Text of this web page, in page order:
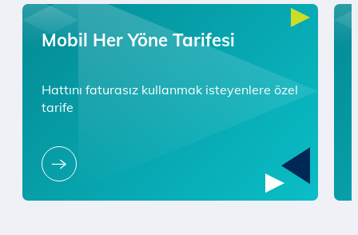
Mobil Her Yöne Tarifesi
Hattını faturasız kullanmak isteyenlere özel
tarife